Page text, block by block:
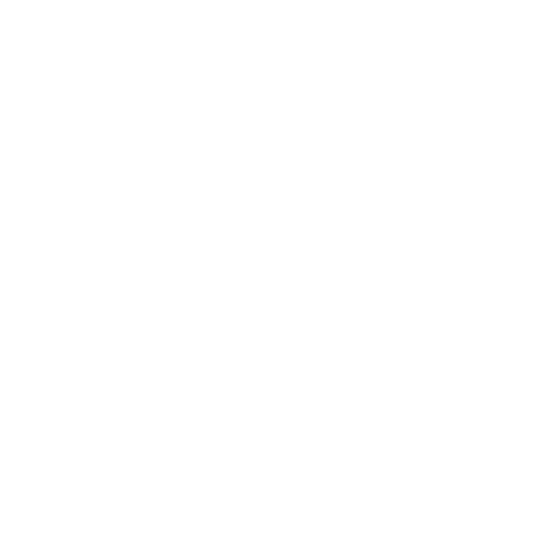
se v krabici, kterou lze použít jako